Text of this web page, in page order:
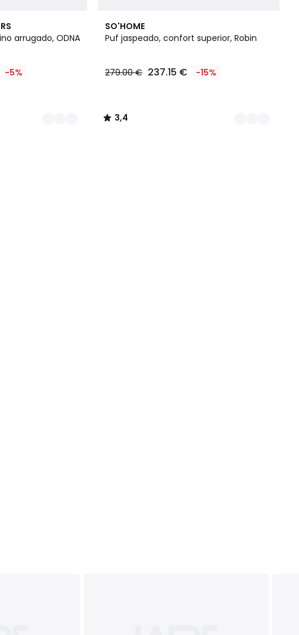
arrugado, ODNA
-5%
SO'HOME
Puf jaspeado, confort superior, Robin
279.00 € 237.15 € -15%
3,4
/ 5
5
Colores
3,4
/